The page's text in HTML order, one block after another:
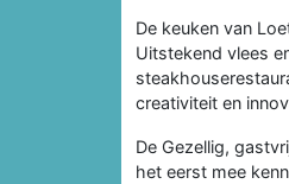
De keuken van
Uitstekend vlees
creativiteit en
De Gezellig,
het eerst mee